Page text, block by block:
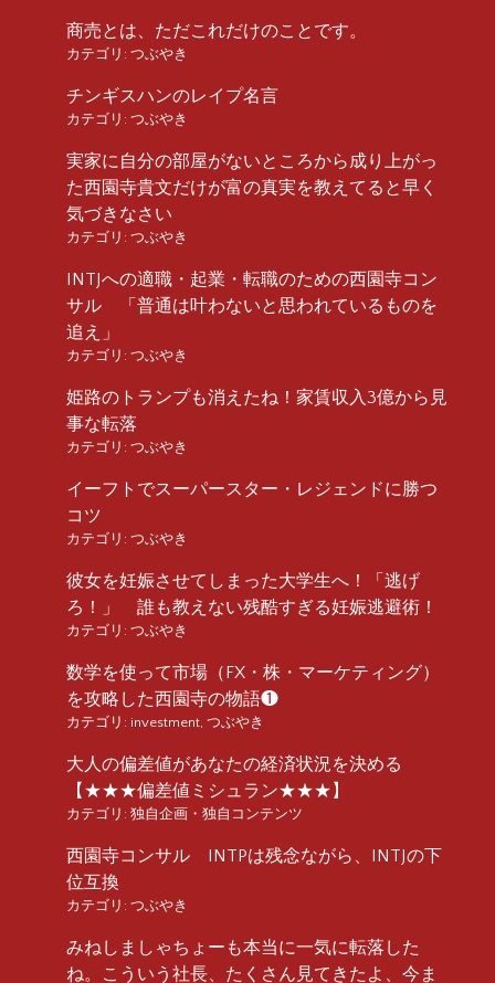
商売とは、ただこれだけのことです。
カテゴリ: つぶやき
チンギスハンのレイプ名言
カテゴリ: つぶやき
実家に自分の部屋がないところから成り上がっ
た西園寺貴文だけが富の真実を教えてると早く
気づきなさい
カテゴリ: つぶやき
INTJへの適職・起業・転職のための西園寺コン
サル 「普通は叶わないと思われているものを
追え」
カテゴリ: つぶやき
姫路のトランプも消えたね！家賃収入3億から見
事な転落
カテゴリ: つぶやき
イーフトでスーパースター・レジェンドに勝つ
コツ
カテゴリ: つぶやき
彼女を妊娠させてしまった大学生へ！「逃げ
ろ！」 誰も教えない残酷すぎる妊娠逃避術！
カテゴリ: つぶやき
数学を使って市場（FX・株・マーケティング）
を攻略した西園寺の物語❶
カテゴリ: investment つぶやき
大人の偏差値があなたの経済状況を決める
【★★★偏差値ミシュラン★★★】
カテゴリ: 独自企画・独自コンテンツ
西園寺コンサル INTPは残念ながら、INTJの下
位互換
カテゴリ: つぶやき
みねしましゃちょーも本当に一気に転落した
ね。こういう社長、たくさん見てきたよ、今ま